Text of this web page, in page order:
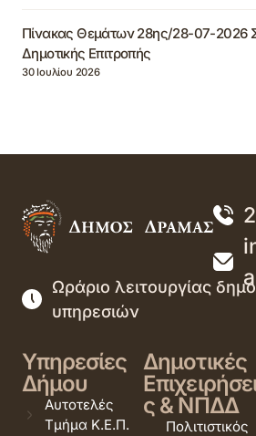
Πίνακας Θεμάτων 28ης/28-07-2026
Δημοτικής Επιτροπής
30 Ιουλίου 2026
Ωράριο λειτουργίας
υπηρεσιών
Υπηρεσίες
Δήμου
Αυτοτελές
Τμήμα Κ.Ε.Π.
Δημοτικές
ς & ΝΠΔΔ
Πολιτιστικός